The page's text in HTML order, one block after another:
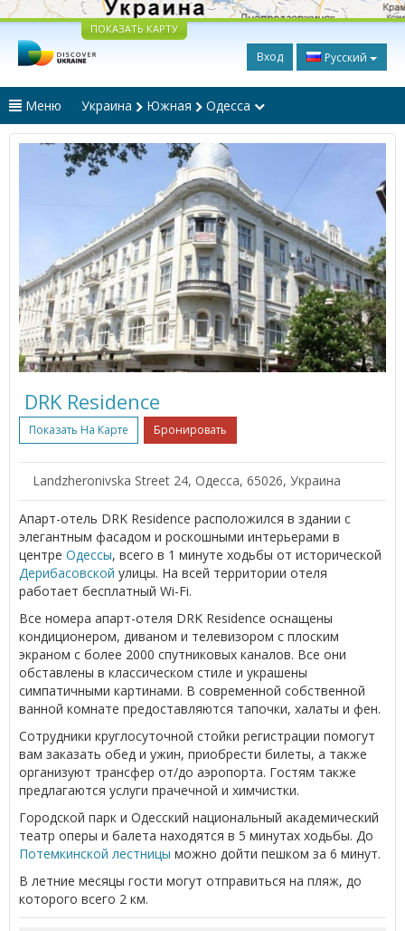
ПОКАЗАТЬ КАРТУ
Вход Русский
Меню Украина Южная Одесса
DRK Residence
Показать На Карте Бронировать
Landzheronivska Street 24, Одесса, 65026, Украина
Апарт-отель DRK Residence расположился в здании с
элегантным фасадом и роскошными интерьерами в
центре Одессы, всего в 1 минуте ходьбы от исторической
Дерибасовской улицы. На всей территории отеля
работает бесплатный Wi-Fi.
Все номера апарт-отеля DRK Residence оснащены
кондиционером, диваном и телевизором с плоским
экраном с более 2000 спутниковых каналов. Все они
обставлены в классическом стиле и украшены
симпатичными картинами. В современной собственной
ванной комнате предоставляются тапочки, халаты и фен.
Сотрудники круглосуточной стойки регистрации помогут
вам заказать обед и ужин, приобрести билеты, а также
организуют трансфер от/до аэропорта. Гостям также
предлагаются услуги прачечной и химчистки.
Городской парк и Одесский национальный академический
театр оперы и балета находятся в 5 минутах ходьбы. До
Потемкинской лестницы можно дойти пешком за 6 минут.
В летние месяцы гости могут отправиться на пляж, до
которого всего 2 км.